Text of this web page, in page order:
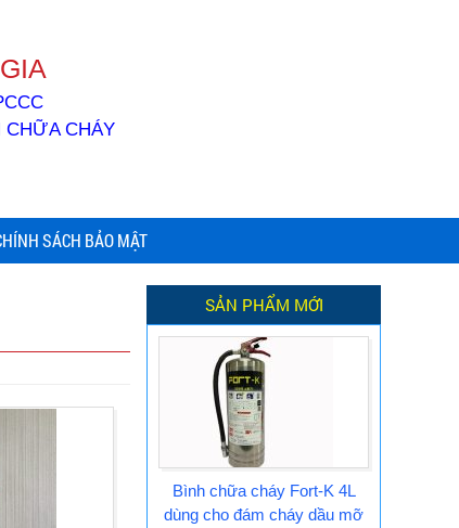
CHỮA CHÁY
SÁCH BẢO MẬT
SẢN PHẨM MỚI
Bình chữa cháy Fort-K 4L
dùng cho đám cháy dầu mỡ